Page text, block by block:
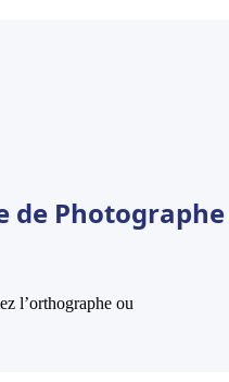
Photographe
l’orthographe ou